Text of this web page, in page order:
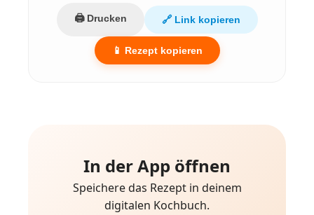
🖨️ Drucken 🔗 Link kopieren
📱 Rezept kopieren
In der App öffnen
Speichere das Rezept in deinem
digitalen Kochbuch.